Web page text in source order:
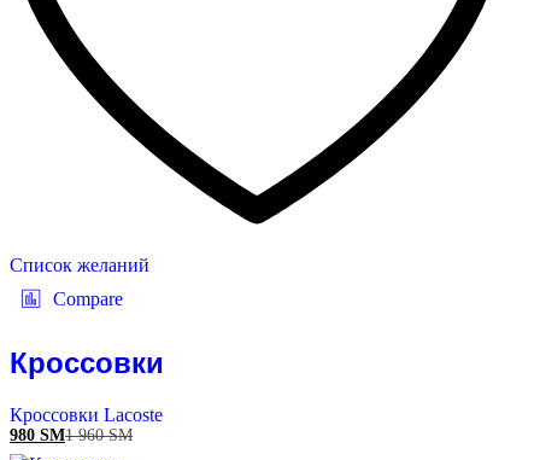
Список желаний
Compare
Кроссовки
Кроссовки Lacoste
980 ЅМ1 960ЅМ